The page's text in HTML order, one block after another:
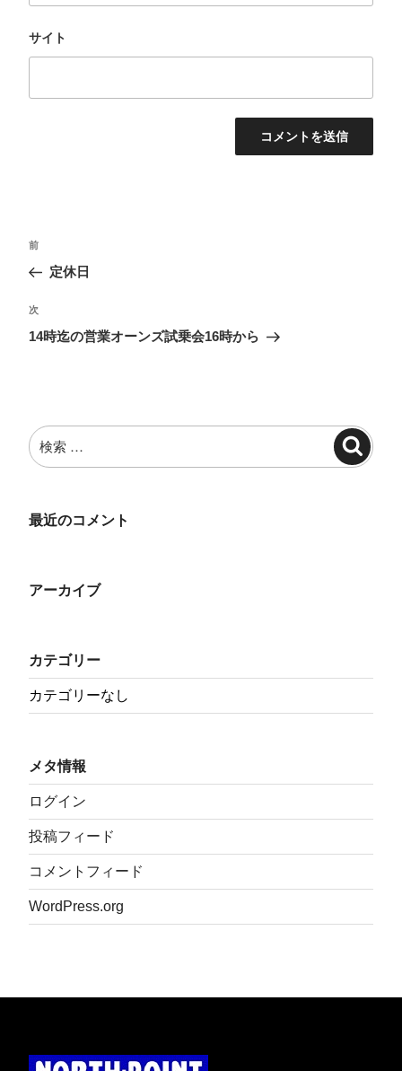
サイト
投
ビ
ゲ
ン
過
去
投
前
定休日
次
の
次
14時迄の営業オーンズ試乗会16時から
検
索:
検
索
最近のコメント
アーカイブ
カテゴリー
カテゴリーなし
メタ情報
ログイン
投稿フィード
コメントフィード
WordPress.org